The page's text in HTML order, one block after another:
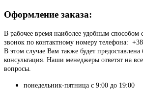
Оформление заказа:
В рабочее время наиболее удобным способом
звонок по контактному номеру телефона:
В этом случае Вам также будет предоставлена
консультация. Наши менеджеры ответят на
вопросы.
понедельник-пятница с 9:00 до 19:00